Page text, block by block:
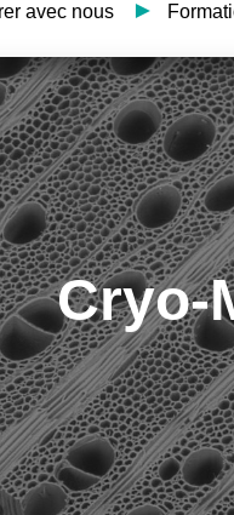
avec nous
Cryo-